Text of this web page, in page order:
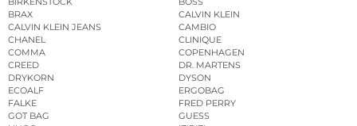
BRAX
CALVIN KLEIN
CALVIN KLEIN JEANS
CAMBIO
CHANEL
CLINIQUE
COMMA
COPENHAGEN
CREED
DR. MARTENS
DRYKORN
DYSON
ECOALF
ERGOBAG
FALKE
FRED PERRY
GOT BAG
GUESS